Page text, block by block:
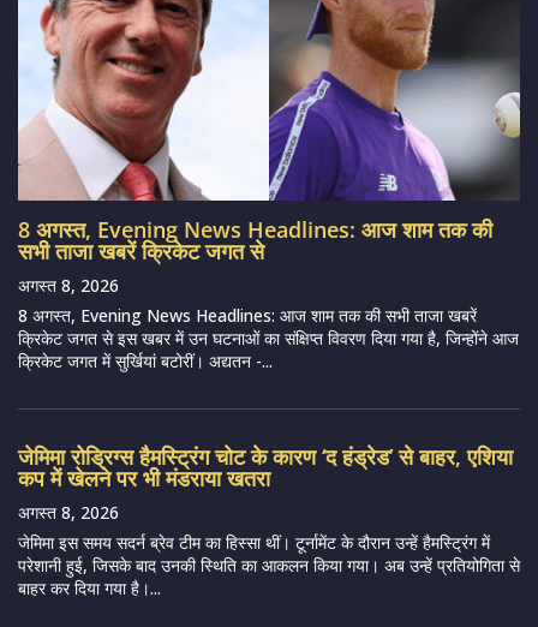
8 अगस्त, Evening News Headlines: आज शाम तक की
सभी ताजा खबरें क्रिकेट जगत से
अगस्त 8, 2026
8 अगस्त, Evening News Headlines: आज शाम तक की सभी ताजा खबरें
क्रिकेट जगत से इस खबर में उन घटनाओं का संक्षिप्त विवरण दिया गया है, जिन्होंने आज
क्रिकेट जगत में सुर्खियां बटोरीं। अद्यतन -...
जेमिमा रोड्रिग्स हैमस्ट्रिंग चोट के कारण ‘द हंड्रेड’ से बाहर, एशिया
कप में खेलने पर भी मंडराया खतरा
अगस्त 8, 2026
जेमिमा इस समय सदर्न ब्रेव टीम का हिस्सा थीं। टूर्नामेंट के दौरान उन्हें हैमस्ट्रिंग में
परेशानी हुई, जिसके बाद उनकी स्थिति का आकलन किया गया। अब उन्हें प्रतियोगिता से
बाहर कर दिया गया है।...